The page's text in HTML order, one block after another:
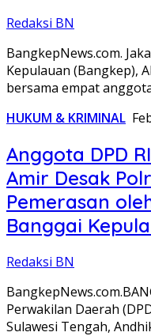
Redaksi BN
BangkepNews.com.
Kepulauan (Bangkep),
bersama empat
HUKUM & KRIMINAL
Anggota DPD
Amir Desak
Pemerasan
Banggai
Redaksi BN
Perwakilan Daerah
Sulawesi Tengah,